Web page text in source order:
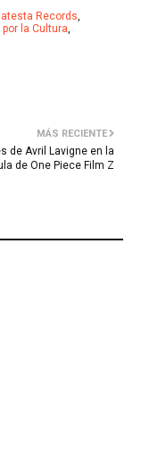
Records
la Cultura
MÁS RECIENTE
de Avril Lavigne en la
de One Piece Film Z